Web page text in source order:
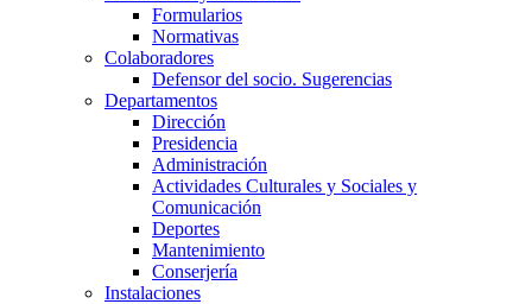
Formularios
Normativas
Colaboradores
Defensor del socio. Sugerencias
Departamentos
Dirección
Presidencia
Administración
Actividades Culturales y Sociales y
Comunicación
Deportes
Mantenimiento
Conserjería
Instalaciones